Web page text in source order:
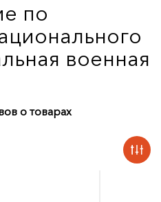
по
военная
о товарах